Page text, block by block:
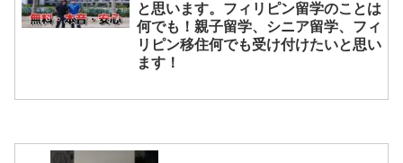
と思います。フィリピン留学のことは
何でも！親子留学、シニア留学、フィ
リピン移住何でも受け付けたいと思い
ます！